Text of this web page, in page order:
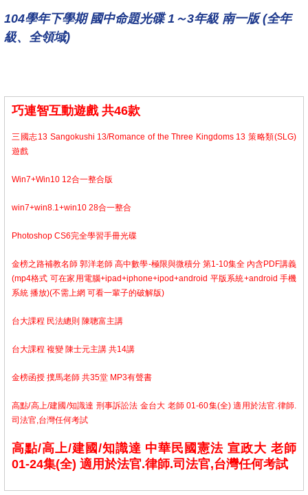
104學年下學期 國中命題光碟 1～3年級 南一版 (全年
級、全領域)
巧連智互動遊戲 共46款
三國志13 Sangokushi 13/Romance of the Three Kingdoms 13 策略類(SLG)
遊戲
Win7+Win10 12合一整合版
win7+win8.1+win10 28合一整合
Photoshop CS6完全學習手冊光碟
金榜之路補教名師 郭洋老師 高中數學-極限與微積分 第1-10集全 內含PDF講義
(mp4格式 可在家用電腦+ipad+iphone+ipod+android 平版系統+android 手機
系統 播放)(不需上網 可看一輩子的破解版)
台大課程 民法總則 陳聰富主講
台大課程 複變 陳士元主講 共14講
金榜函授 撲馬老師 共35堂 MP3有聲書
高點/高上/建國/知識達 刑事訴訟法 金台大 老師 01-60集(全) 適用於法官.律師.
司法官,台灣任何考試
高點/高上/建國/知識達 中華民國憲法 宣政大 老師
01-24集(全) 適用於法官.律師.司法官,台灣任何考試